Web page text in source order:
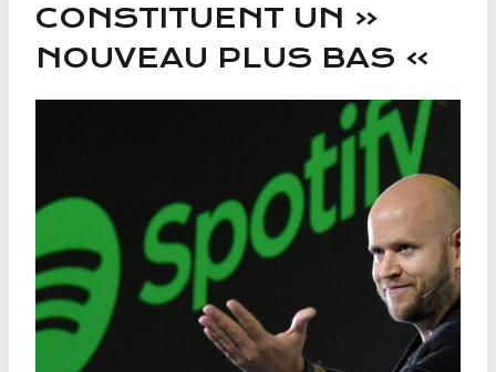
CONSTITUENT UN «
NOUVEAU PLUS BAS »